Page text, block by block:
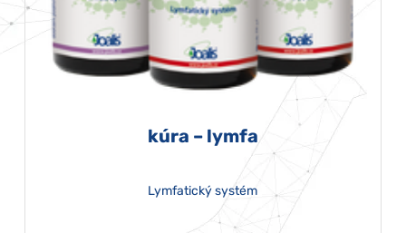
kúra – lymfa
Lymfatický systém